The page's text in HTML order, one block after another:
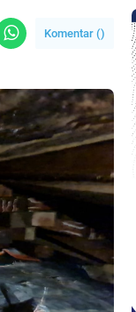
Komentar ()